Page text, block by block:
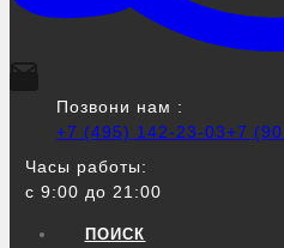
Позвони нам :
+7 (495) 142-23-03+7
Часы работы:
с 9:00 до 21:00
ПОИСК